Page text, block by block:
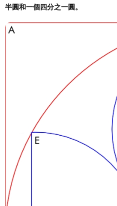
半圓和一個四分之一圓。